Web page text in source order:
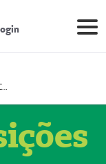
Prestador Medlife Consultas e Diagnósticos (51004334-2)